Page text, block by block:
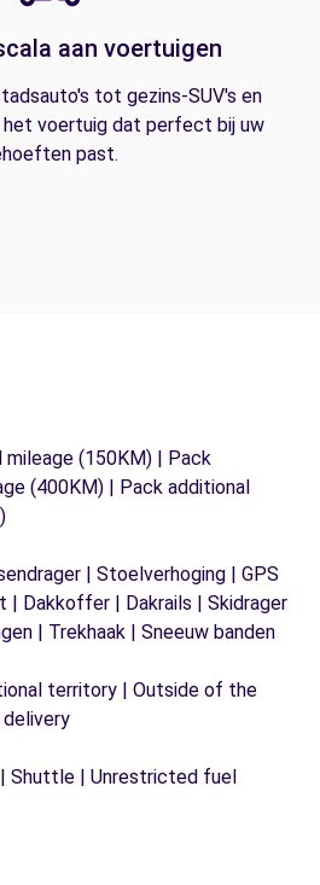
aan voertuigen
tot gezins-SUV's en
het voertuig dat perfect bij uw
past.
mileage (150KM) | Pack
(400KM) | Pack additional
| Stoelverhoging | GPS
| Dakkoffer | Dakrails | Skidrager
| Trekhaak | Sneeuw banden
territory | Outside of the
Shuttle | Unrestricted fuel